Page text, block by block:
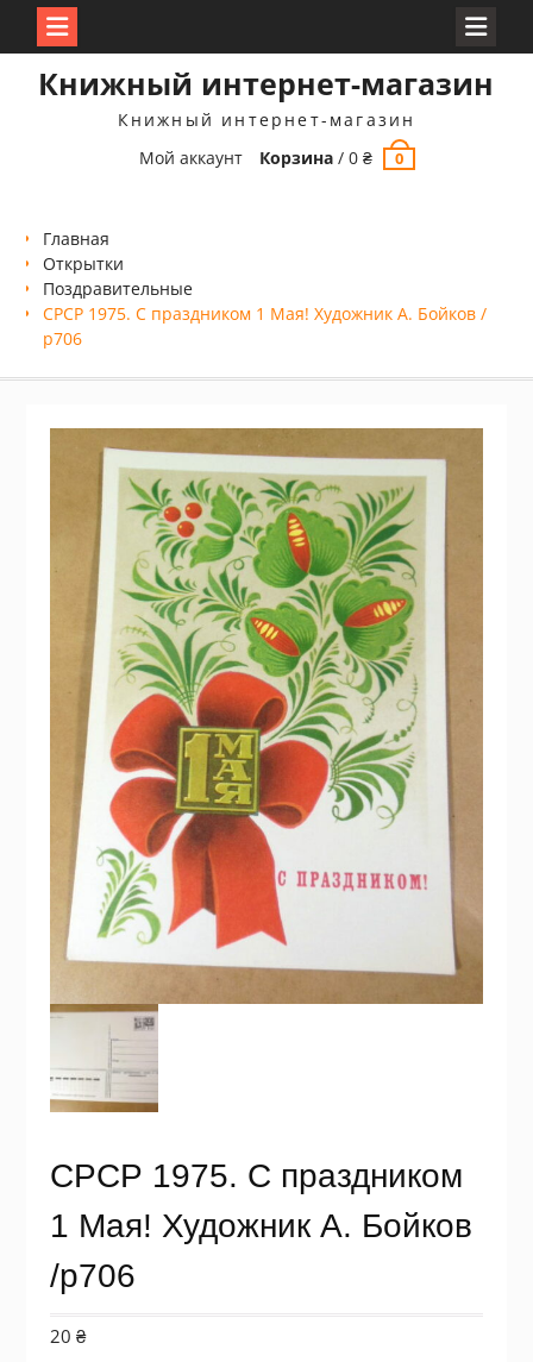
Книжный интернет-магазин
Книжный интернет-магазин
Мой аккаунт
Корзина /0₴ 0
Главная
Открытки
Поздравительные
СРСР 1975. С праздником 1 Мая! Художник А. Бойков /
р706
СРСР 1975. С праздником
1 Мая! Художник А. Бойков
/р706
20 ₴